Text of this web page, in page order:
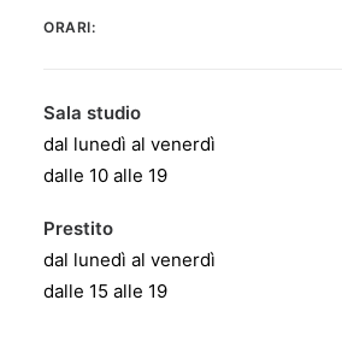
ORARI:
Sala studio
dal lunedì al venerdì
dalle 10 alle 19
Prestito
dal lunedì al venerdì
dalle 15 alle 19